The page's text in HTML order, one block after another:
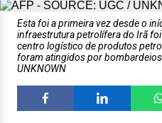
Esta foi a primeira vez desde o
infraestrutura petrolífera do Irã
centro logístico de produtos
foram atingidos por bombardeios
UNKNOWN